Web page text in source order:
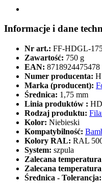
Informacje i dane
Nr art.: FF-HDGL-
Zawartość: 750 g
EAN: 8718924475478
Numer producenta:
Marka (producent):
Średnica: 1,75 mm
Linia produktów :
Rodzaj produktu:
Kolor: Niebieski
Kompatybilność:
Kolory RAL: RAL
System: szpula
Zalecana
Zalecana
Średnica - Tolerancja: